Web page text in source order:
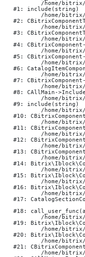
#1: include(string)
#2:
#3:
#4: CBitrixComponent-
#5:
#6:
#7:
#8: CAllMain-
#9: include(string)
#10:
#11:
#12:
#13:
#14:
#15:
#16:
#17:
#18:
#19:
#20:
#21: